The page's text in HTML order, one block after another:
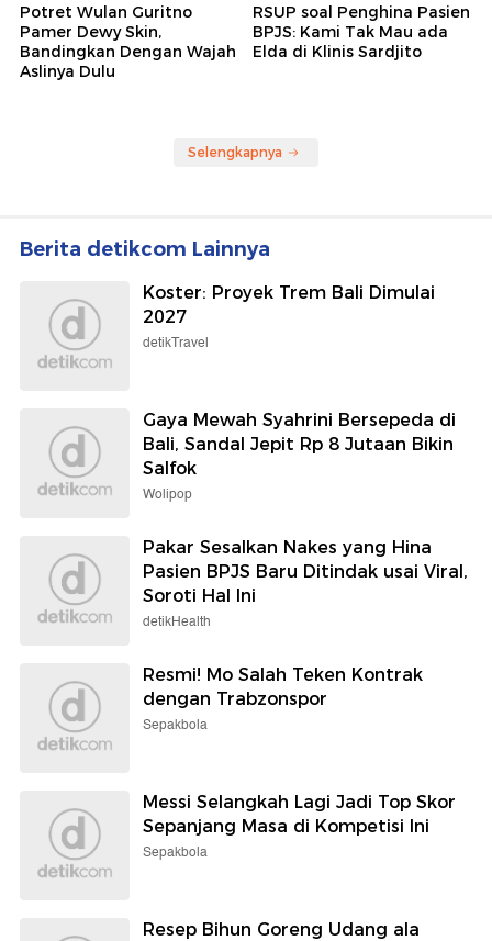
Potret Wulan Guritno
Pamer Dewy Skin,
Bandingkan Dengan Wajah
Aslinya Dulu
RSUP soal Penghina Pasien
BPJS: Kami Tak Mau ada
Elda di Klinis Sardjito
Selengkapnya
Berita detikcom Lainnya
Koster: Proyek Trem Bali Dimulai
2027
detikTravel
Gaya Mewah Syahrini Bersepeda di
Bali, Sandal Jepit Rp 8 Jutaan Bikin
Salfok
Wolipop
Pakar Sesalkan Nakes yang Hina
Pasien BPJS Baru Ditindak usai Viral,
Soroti Hal Ini
detikHealth
Resmi! Mo Salah Teken Kontrak
dengan Trabzonspor
Sepakbola
Messi Selangkah Lagi Jadi Top Skor
Sepanjang Masa di Kompetisi Ini
Sepakbola
Resep Bihun Goreng Udang ala